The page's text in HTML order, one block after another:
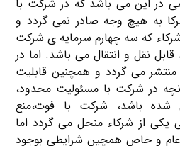
در این می باشد که در شرکت با
به هیچ وجه صادر نمی گردد و
که سه چهارم سرمایه ی شرکت
نقل و انتقال می باشد. اما در
می گردد و همچنین قابلیت
در شرکت با مسئولیت محدود،
شده باشد، شرکت با فوت،منع
یکی از شرکاء منحل می گردد اما
و خاص همچین شرایطی بوجود